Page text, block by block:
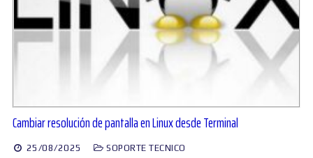
Cambiar resolución de pantalla en Linux desde Terminal
25/08/2025 SOPORTE TECNICO